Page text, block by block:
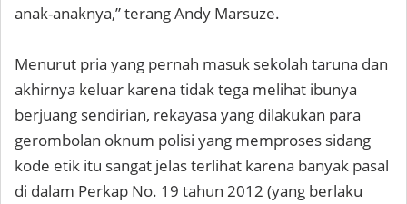
anak-anaknya,” terang Andy Marsuze.
Menurut pria yang pernah masuk sekolah taruna dan
akhirnya keluar karena tidak tega melihat ibunya
berjuang sendirian, rekayasa yang dilakukan para
gerombolan oknum polisi yang memproses sidang
kode etik itu sangat jelas terlihat karena banyak pasal
di dalam Perkap No. 19 tahun 2012 (yang berlaku